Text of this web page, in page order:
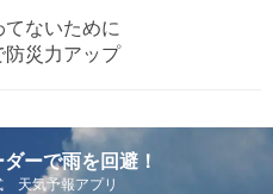
ないために
防災力アップ
ーで雨を回避！
天気予報アプリ